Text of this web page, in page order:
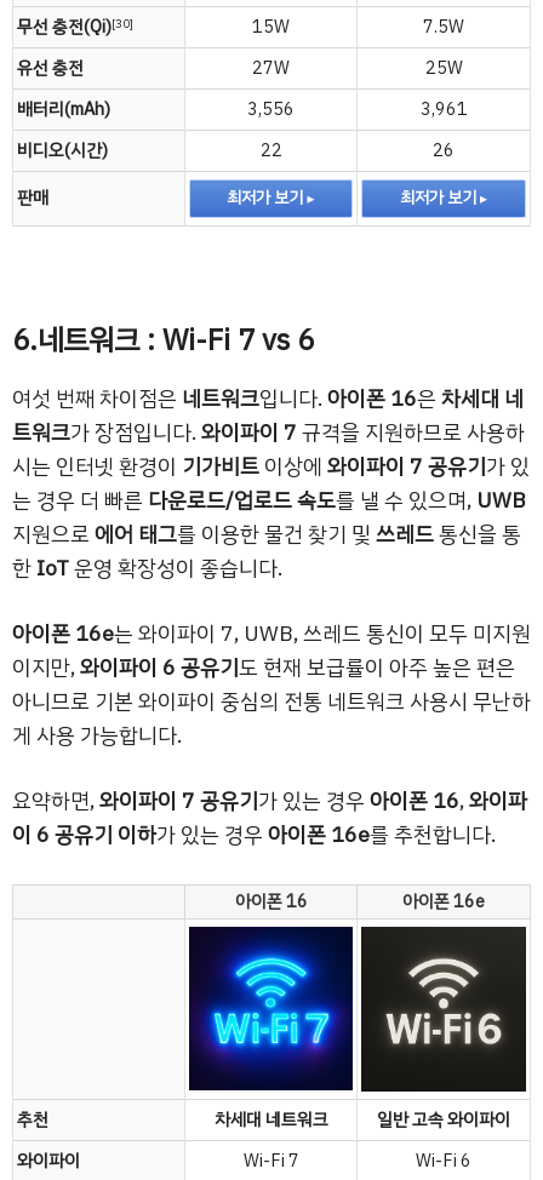
무선 충전(Qi)[30] 15W
7.5W
유선 충전
27W
25W
배터리(mAh)
3,556
3,961
비디오(시간)
22
26
판매
최저가 보기 최저가 보기
6.네트워크 : Wi-Fi 7 vs 6
여섯 번째 차이점은 네트워크입니다.아이폰 16은차세대 네
트워크가 장점입니다.와이파이 7규격을 지원하므로 사용하
시는 인터넷 환경이 기가비트이상에와이파이 7 공유기가 있
는 경우 더 빠른 다운로드/업로드 속도를 낼 수 있으며, UWB
지원으로에어 태그를 이용한 물건 찾기 및쓰레드통신을 통
한IoT운영 확장성이 좋습니다.
아이폰 16e는 와이파이 7, UWB, 쓰레드 통신이 모두 미지원
이지만,와이파이 6 공유기도 현재 보급률이 아주 높은 편은
아니므로 기본 와이파이 중심의 전통 네트워크 사용시 무난하
게 사용 가능합니다.
요약하면,와이파이 7 공유기가 있는 경우아이폰 16,와이파
이 6 공유기 이하가 있는 경우아이폰 16e를 추천합니다.
아이폰 16 아이폰 16e
추천 차세대 네트워크
일반 고속 와이파이
와이파이
Wi-Fi 7
Wi-Fi 6